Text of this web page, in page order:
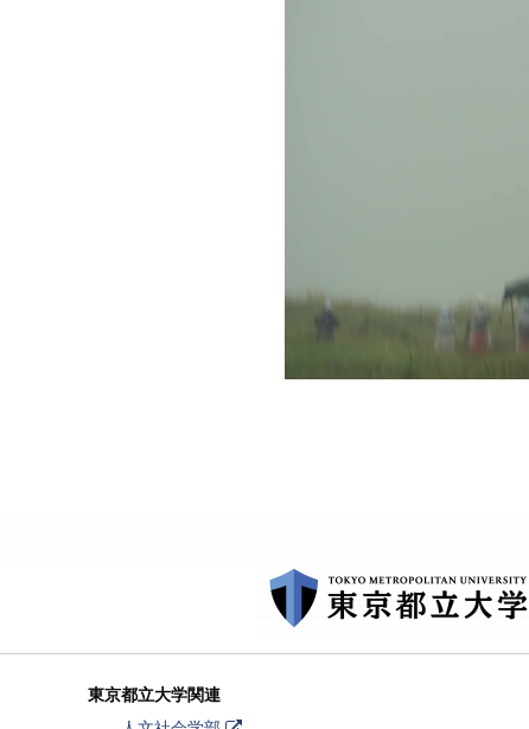
東京都立大学関連